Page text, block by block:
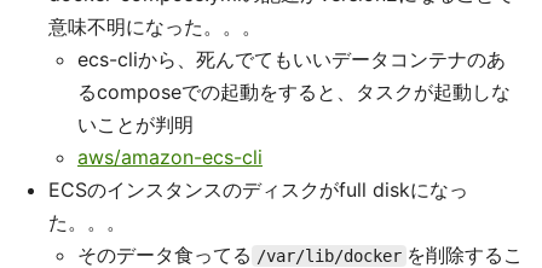
意味不明になった。。。
ecs-cliから、死んでてもいいデータコンテナのあ
るcomposeでの起動をすると、タスクが起動しな
いことが判明
aws/amazon-ecs-cli
ECSのインスタンスのディスクがfull diskになっ
た。。。
そのデータ食ってる /var/lib/docker を削除するこ